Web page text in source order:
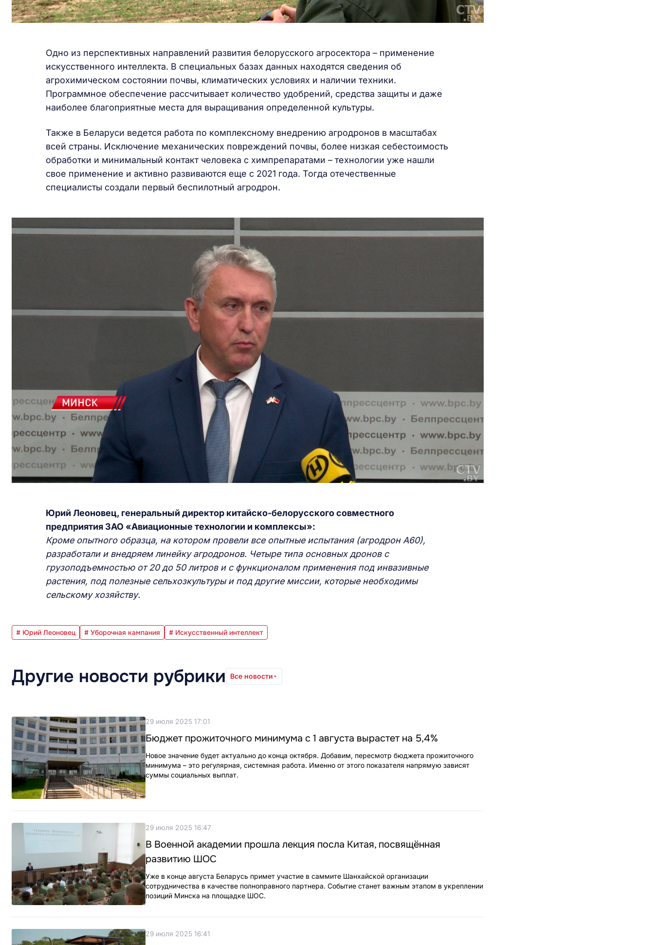
Одно из перспективных направлений развития белорусского агросектора – применение
искусственного интеллекта. В специальных базах данных находятся сведения об
агрохимическом состоянии почвы, климатических условиях и наличии техники.
Программное обеспечение рассчитывает количество удобрений, средства защиты и даже
наиболее благоприятные места для выращивания определенной культуры.
Также в Беларуси ведется работа по комплексному внедрению агродронов в масштабах
всей страны. Исключение механических повреждений почвы, более низкая себестоимость
обработки и минимальный контакт человека с химпрепаратами – технологии уже нашли
свое применение и активно развиваются еще с 2021 года. Тогда отечественные
специалисты создали первый беспилотный агродрон.
Юрий Леоновец, генеральный директор китайско-белорусского совместного
предприятия ЗАО «Авиационные технологии и комплексы»:
Кроме опытного образца, на котором провели все опытные испытания (агродрон А60),
разработали и внедряем линейку агродронов. Четыре типа основных дронов с
грузоподъемностью от 20 до 50 литров и с функционалом применения под инвазивные
растения, под полезные сельхозкультуры и под другие миссии, которые необходимы
сельскому хозяйству.
# Юрий Леоновец # Уборочная кампания # Искусственный интеллект
Другие новости рубрики Все новости
29 июля 2025 17:01
Бюджет прожиточного минимума с 1 августа вырастет на 5,4%
Новое значение будет актуально до конца октября. Добавим, пересмотр бюджета прожиточного
минимума – это регулярная, системная работа. Именно от этого показателя напрямую зависят
суммы социальных выплат.
29 июля 2025 16:47
В Военной академии прошла лекция посла Китая, посвящённая
развитию ШОС
Уже в конце августа Беларусь примет участие в саммите Шанхайской организации
сотрудничества в качестве полноправного партнера. Событие станет важным этапом в укреплении
позиций Минска на площадке ШОС.
29 июля 2025 16:41